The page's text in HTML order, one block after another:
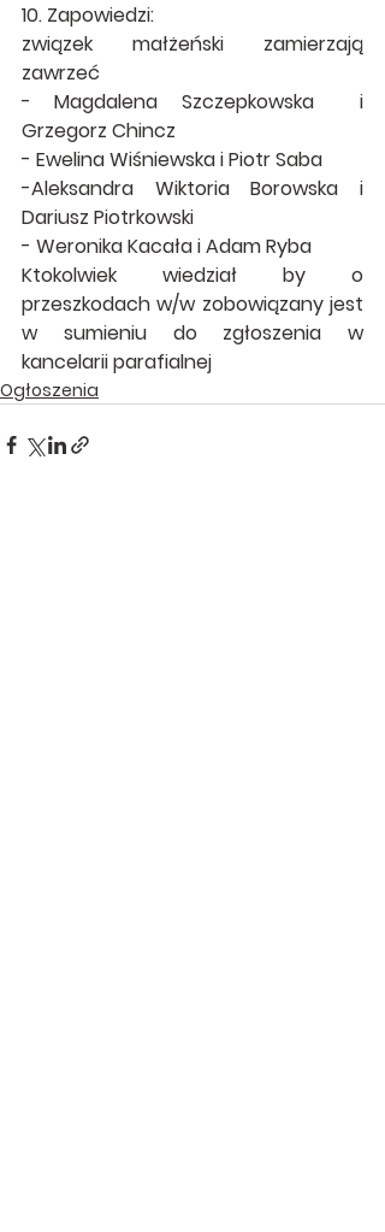
10. Zapowiedzi:
związek małżeński zamierzają
zawrzeć
- Magdalena Szczepkowska  i
Grzegorz Chincz
- Ewelina Wiśniewska i Piotr Saba
-Aleksandra Wiktoria Borowska i
Dariusz Piotrkowski
- Weronika Kacała i Adam Ryba
Ktokolwiek wiedział by o
przeszkodach w/w zobowiązany jest
w sumieniu do zgłoszenia w
kancelarii parafialnej
Ogłoszenia